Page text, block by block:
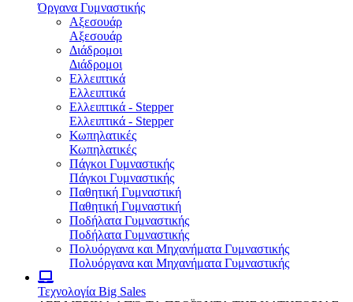
Όργανα Γυμναστικής
Αξεσουάρ
Αξεσουάρ
Διάδρομοι
Διάδρομοι
Ελλειπτικά
Ελλειπτικά
Ελλειπτικά - Stepper
Ελλειπτικά - Stepper
Κωπηλατικές
Κωπηλατικές
Πάγκοι Γυμναστικής
Πάγκοι Γυμναστικής
Παθητική Γυμναστική
Παθητική Γυμναστική
Ποδήλατα Γυμναστικής
Ποδήλατα Γυμναστικής
Πολυόργανα και Μηχανήματα Γυμναστικής
Πολυόργανα και Μηχανήματα Γυμναστικής
Τεχνολογία Big Sales